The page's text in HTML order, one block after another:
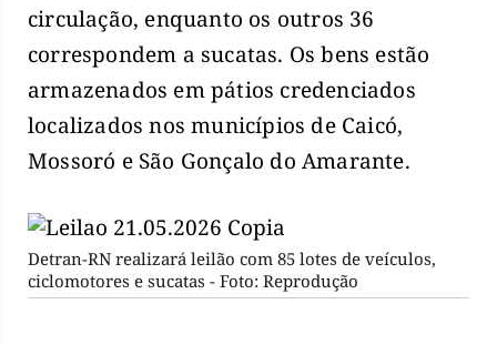
circulação, enquanto os outros 36
correspondem a sucatas. Os bens estão
armazenados em pátios credenciados
localizados nos municípios de Caicó,
Mossoró e São Gonçalo do Amarante.
Detran-RN realizará leilão com 85 lotes de veículos,
ciclomotores e sucatas - Foto: Reprodução